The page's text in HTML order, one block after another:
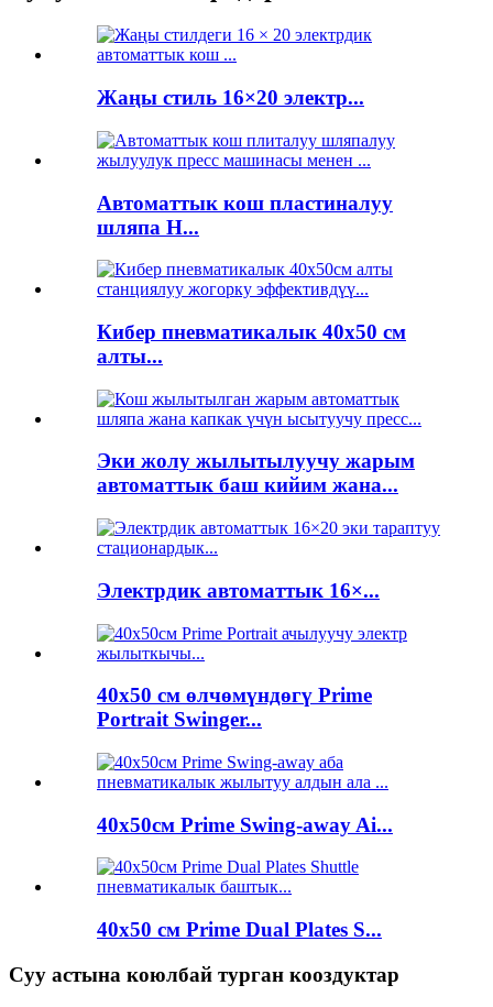
Жаңы стиль 16×20 электр...
Автоматтык кош пластиналуу
шляпа H...
Кибер пневматикалык 40x50 см
алты...
Эки жолу жылытылуучу жарым
автоматтык баш кийим жана...
Электрдик автоматтык 16×...
40x50 см өлчөмүндөгү Prime
Portrait Swinger...
40x50см Prime Swing-away Ai...
40x50 см Prime Dual Plates S...
Суу астына коюлбай турган кооздуктар